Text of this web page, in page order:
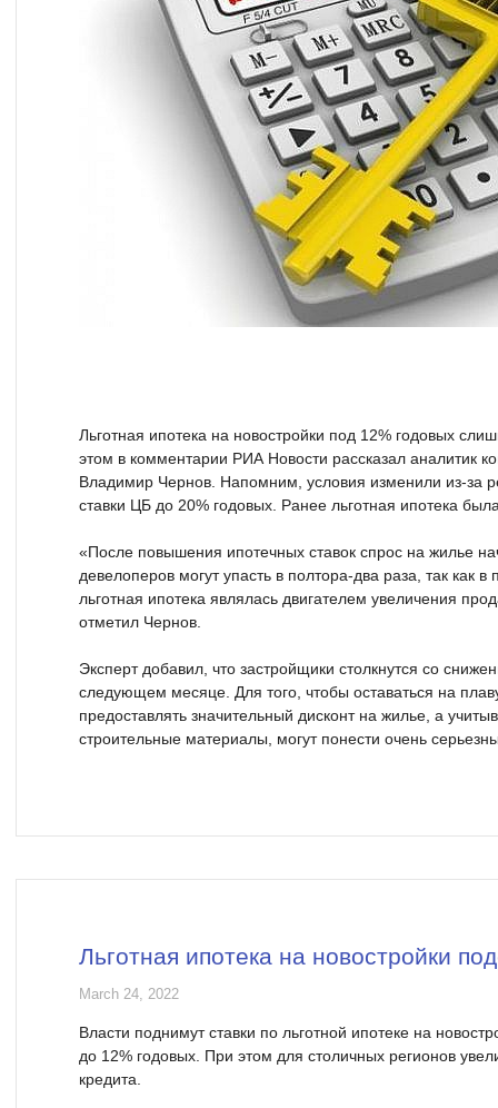
Льготная ипотека на новостройки под 12% годовых
этом в комментарии РИА Новости рассказал аналитик
Владимир Чернов. Напомним, условия изменили из-за
ставки ЦБ до 20% годовых. Ранее льготная ипотека
«После повышения ипотечных ставок спрос на жилье
девелоперов могут упасть в полтора-два раза, так как
льготная ипотека являлась двигателем увеличения
отметил Чернов.
Эксперт добавил, что застройщики столкнутся со
следующем месяце. Для того, чтобы оставаться на
предоставлять значительный дисконт на жилье, а
строительные материалы, могут понести очень
Льготная ипотека на новостройки
March 24, 2022
Власти поднимут ставки по льготной ипотеке на
до 12% годовых. При этом для столичных регионов
кредита.